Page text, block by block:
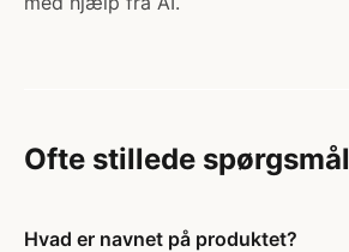
Ofte stillede spørgsmål
Hvad er navnet på produktet?